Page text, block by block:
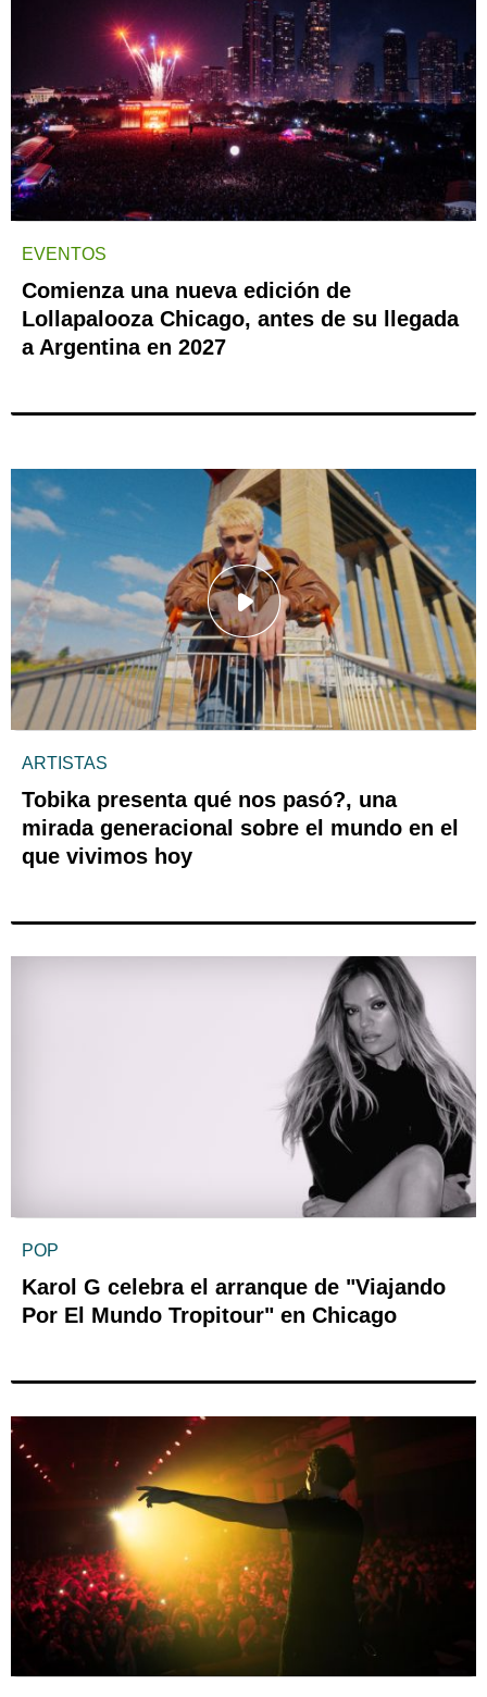
EVENTOS
Comienza una nueva edición de
Lollapalooza Chicago, antes de su llegada
a Argentina en 2027
ARTISTAS
Tobika presenta qué nos pasó?, una
mirada generacional sobre el mundo en el
que vivimos hoy
POP
Karol G celebra el arranque de "Viajando
Por El Mundo Tropitour" en Chicago